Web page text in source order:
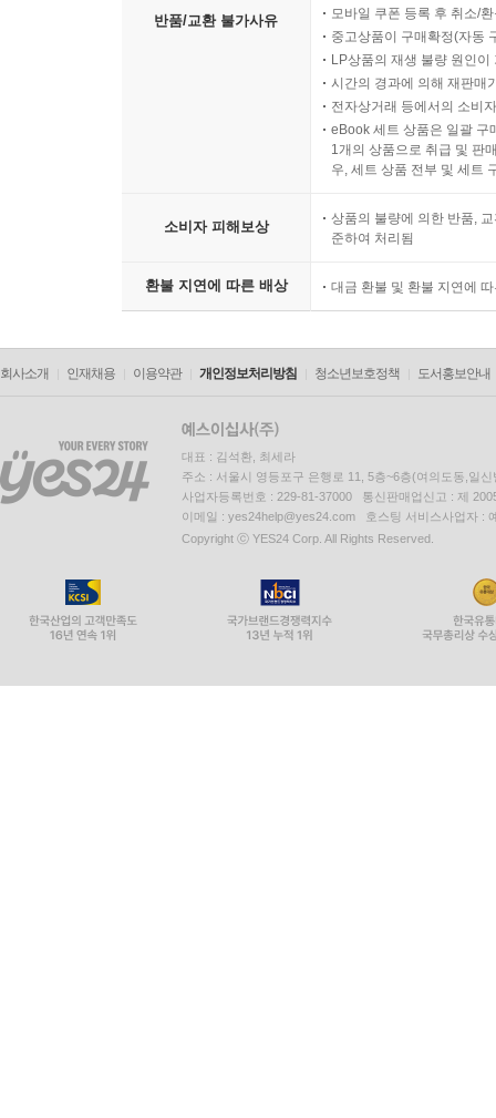
반품/교환 불가사유
모바일 쿠폰 등록 후 취소/
중고상품이 구매확정(자동
LP상품의 재생 불량 원인
시간의 경과에 의해 재판매
전자상거래 등에서의 소비
eBook 세트 상품은 일괄 구
1개의 상품으로 취급 및 판
우, 세트 상품 전부 및 세트
소비자 피해보상
상품의 불량에 의한 반품,
준하여 처리됨
환불 지연에 따른 배상 대금 환불 및 환불 지연에
회사소개 인재채용 이용약관 개인정보처리방침 청소년보호정책 도서홍보안내
대표 : 김석환, 최세라
주소 : 서울시 영등포구 은행로 11, 5층~6층(여의도동,일신
사업자등록번호 : 229-81-37000 통신판매업신고 : 제
이메일 : yes24help@yes24.com 호스팅 서비스사업자 :
Copyright ⓒ YES24 Corp. All Rights Reserved.